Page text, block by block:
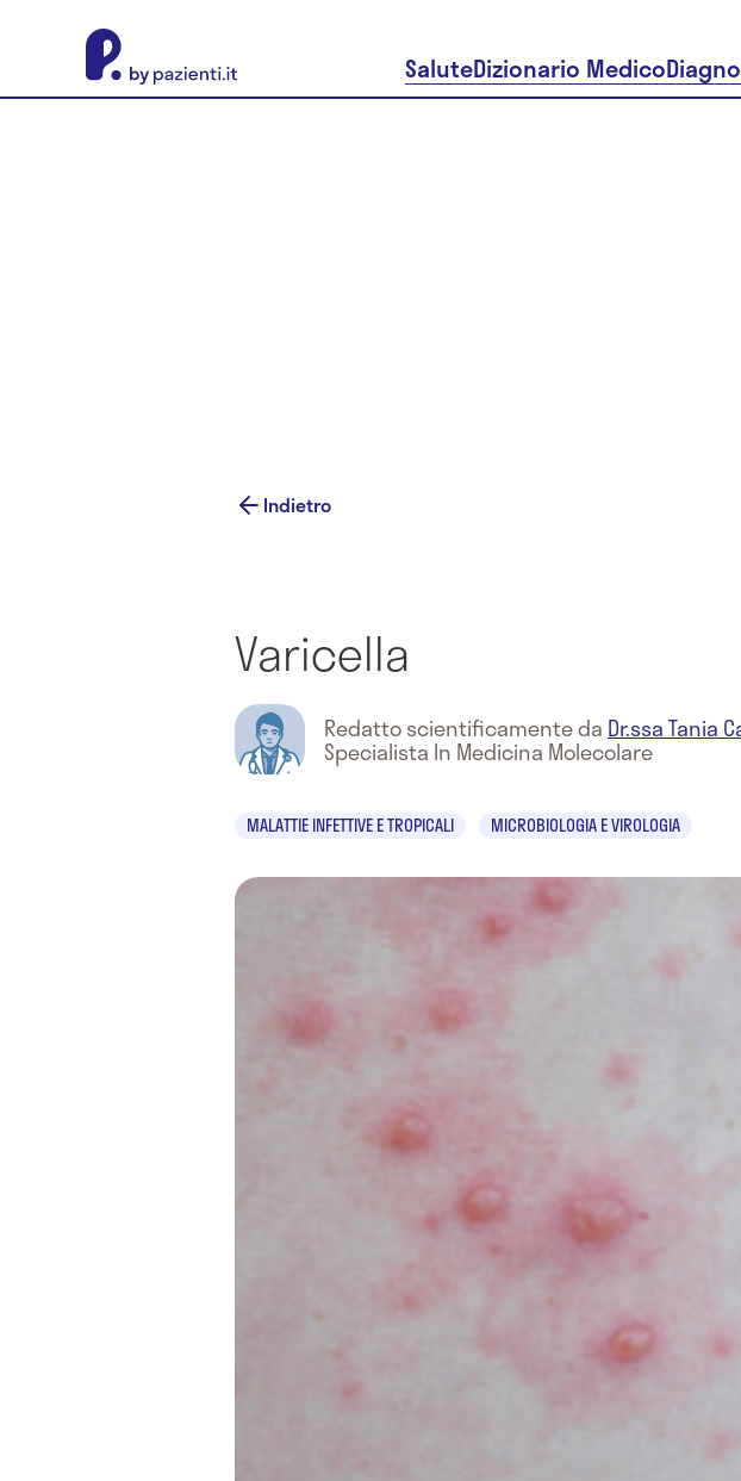
SaluteDizionario Medico
Indietro
Varicella
Redatto scientificamente da Dr.ssa Tania
Specialista In Medicina Molecolare
MALATTIE INFETTIVE E TROPICALI MICROBIOLOGIA E VIROLOGIA